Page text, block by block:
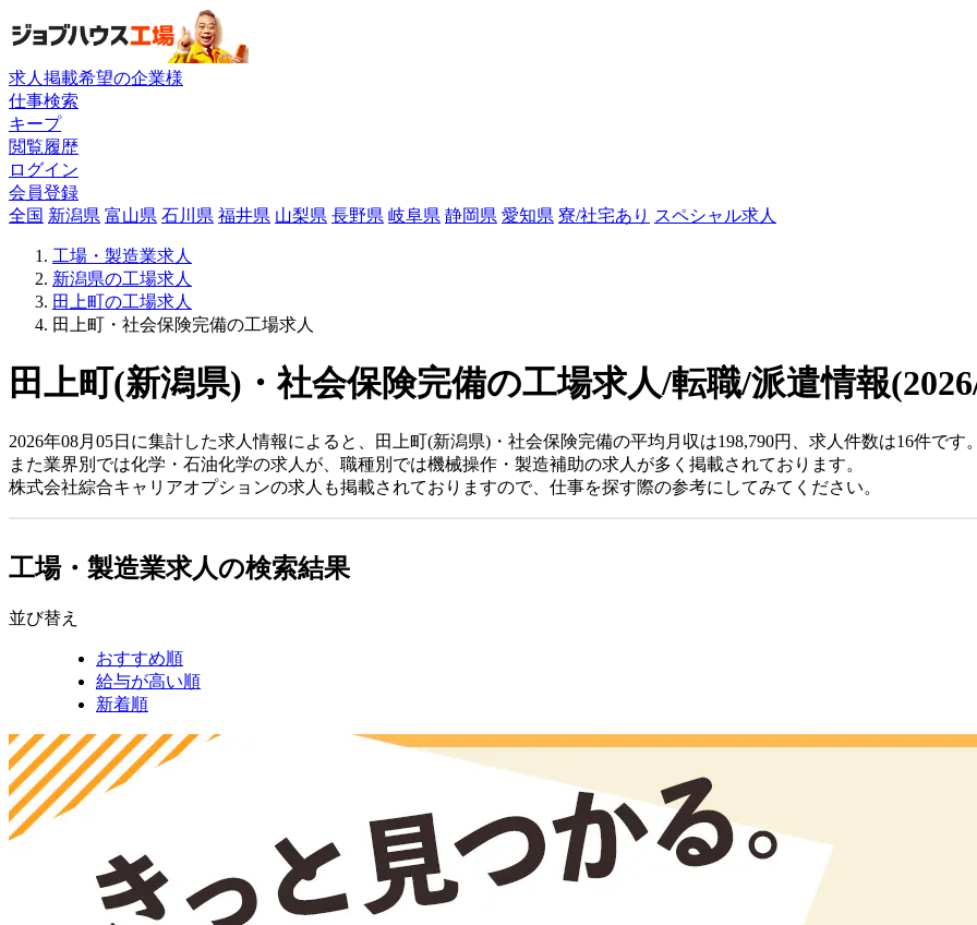
求人掲載希望の企業様
仕事検索
キープ
閲覧履歴
ログイン
会員登録
全国 新潟県 富山県 石川県 福井県 山梨県 長野県 岐阜県 静岡県 愛知県 寮/社宅あり スペシャル求人
工場・製造業求人
新潟県の工場求人
田上町の工場求人
田上町・社会保険完備の工場求人
田上町(新潟県)・社会保険完備の工場求人/転職/派遣情報
2026年08月05日に集計した求人情報によると、田上町(新潟県)・社会保険完備の平均月収は198,790円、求人件数は16件です
また業界別では化学・石油化学の求人が、職種別では機械操作・製造補助の求人が多く掲載されております。
株式会社綜合キャリアオプションの求人も掲載されておりますので、仕事を探す際の参考にしてみてください。
工場・製造業求人の検索結果
並び替え
おすすめ順
給与が高い順
新着順